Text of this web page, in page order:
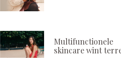
Multifunctionele
skincare wint